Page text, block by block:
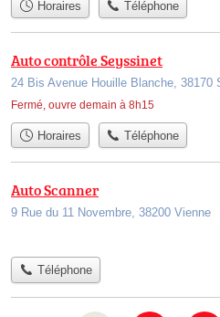
Horaires Téléphone
Auto contrôle Seyssinet
24 Bis Avenue Houille Blanche, 38170
Fermé, ouvre demain à 8h15
Horaires Téléphone
Auto Scanner
9 Rue du 11 Novembre, 38200 Vienne
Téléphone